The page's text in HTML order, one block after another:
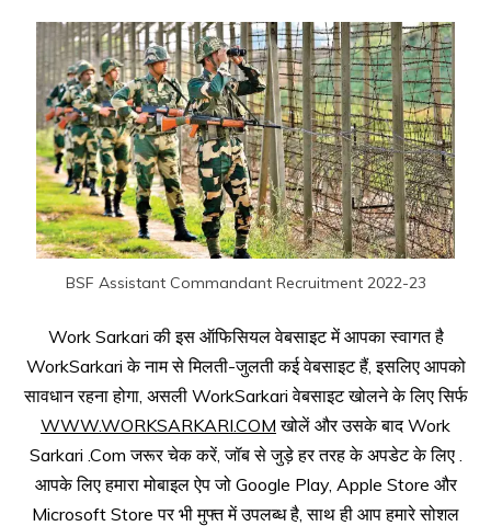
BSF Assistant Commandant Recruitment 2022-23
Work Sarkari की इस ऑफिसियल वेबसाइट में आपका स्वागत है
WorkSarkari के नाम से मिलती-जुलती कई वेबसाइट हैं, इसलिए आपको
सावधान रहना होगा, असली WorkSarkari वेबसाइट खोलने के लिए सिर्फ
WWW.WORKSARKARI.COM खोलें और उसके बाद Work
Sarkari .Com जरूर चेक करें, जॉब से जुड़े हर तरह के अपडेट के लिए .
आपके लिए हमारा मोबाइल ऐप जो Google Play, Apple Store और
Microsoft Store पर भी मुफ्त में उपलब्ध है, साथ ही आप हमारे सोशल